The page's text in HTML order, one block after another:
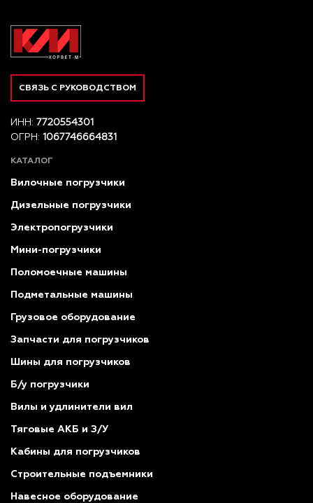
СВЯЗЬ С РУКОВОДСТВОМ
ИНН: 7720554301
ОГРН: 1067746664831
КАТАЛОГ
Вилочные погрузчики
Дизельные погрузчики
Электропогрузчики
Мини-погрузчики
Поломоечные машины
Подметальные машины
Грузовое оборудование
Запчасти для погрузчиков
Шины для погрузчиков
Б/у погрузчики
Вилы и удлинители вил
Тяговые АКБ и З/У
Кабины для погрузчиков
Строительные подъемники
Навесное оборудование